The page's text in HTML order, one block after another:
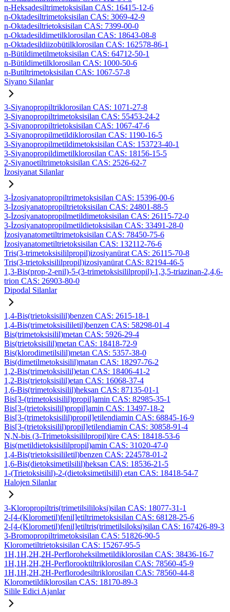
n-Heksadesiltrimetoksisilan CAS: 16415-12-6
n-Oktadesiltrimetoksisilan CAS: 3069-42-9
n-Oktadesiltrietoksisilan CAS: 7399-00-0
n-Oktadesildimetilklorosilan CAS: 18643-08-8
n-Oktadesildiizobütilklorosilan CAS: 162578-86-1
n-Bütildimetilmetoksisilan CAS: 64712-50-1
n-Bütildimetilklorosilan CAS: 1000-50-6
n-Butiltrimetoksisilan CAS: 1067-57-8
Siyano Silanlar
3-Siyanopropiltriklorosilan CAS: 1071-27-8
3-Siyanopropiltrimetoksisilan CAS: 55453-24-2
3-Siyanopropiltrietoksisilan CAS: 1067-47-6
3-Siyanopropilmetildiklorosilan CAS: 1190-16-5
3-Siyanopropilmetildimetoksisilan CAS: 153723-40-1
3-Siyanopropildimetilklorosilan CAS: 18156-15-5
2-Siyanoetiltrimetoksisilan CAS: 2526-62-7
İzosiyanat Silanlar
3-İzosiyanatopropiltrimetoksisilan CAS: 15396-00-6
3-İzosiyanatopropiltrietoksisilan CAS: 24801-88-5
3-İzosiyanatopropilmetildimetoksisilan CAS: 26115-72-0
3-İzosiyanatopropilmetildietoksisilan CAS: 33491-28-0
İzosiyanatometiltrimetoksisilan CAS: 78450-75-6
İzosiyanatometiltrietoksisilan CAS: 132112-76-6
Tris(3-trimetoksisililpropil)izosiyanürat CAS: 26115-70-8
Tris(3-trietoksisililpropil)izosiyanürat CAS: 82194-46-5
1,3-Bis(prop-2-enil)-5-(3-trimetoksisililpropil)-1,3,5-triazinan-2,4,6-
trion CAS: 26903-80-0
Dipodal Silanlar
1,4-Bis(trietoksisilil)benzen CAS: 2615-18-1
1,4-Bis(trimetoksisililetil)benzen CAS: 58298-01-4
Bis(trimetoksisilil)metan CAS: 5926-29-4
Bis(trietoksisilil)metan CAS: 18418-72-9
Bis(klorodimetilsilil)metan CAS: 5357-38-0
Bis(dimetilmetoksisilil)matan CAS: 18297-76-2
1,2-Bis(trimetoksisilil)etan CAS: 18406-41-2
1,2-Bis(trietoksisilil)etan CAS: 16068-37-4
1,6-Bis(trimetoksisilil)heksan CAS: 87135-01-1
Bis[3-(trimetoksisilil)propil]amin CAS: 82985-35-1
Bis[3-(trietoksisilil)propil]amin CAS: 13497-18-2
Bis[3-(trimetoksisilil)propil]etilendiamin CAS: 68845-16-9
Bis[3-(trietoksisilil)propil]etilendiamin CAS: 30858-91-4
N,N-bis (3-Trimetoksisililpropil)üre CAS: 18418-53-6
Bis(metildietoksisililpropil)amin CAS: 31020-47-0
1,4-Bis(trietoksisililetil)benzen CAS: 224578-01-2
1,6-Bis(dietoksimetilsilil)heksan CAS: 18536-21-5
1-(Trietoksisilil)-2-(dietoksimetilsilil) etan CAS: 18418-54-7
Halojen Silanlar
3-Kloropropiltris(trimetilsililoksi)silan CAS: 18077-31-1
2-[4-(Klorometil)fenil]etiltrimetoksisilan CAS: 68128-25-6
2-[4-(Klorometil)fenil]etiltris(trimetilsiloksi)silan CAS: 167426-89-3
3-Bromopropiltrimetoksisilan CAS: 51826-90-5
Klorometiltrietoksisilan CAS: 15267-95-5
1H,1H,2H,2H-Perfloroheksilmetildiklorosilan CAS: 38436-16-7
1H,1H,2H,2H-Perflorooktiltriklorosilan CAS: 78560-45-9
1H,1H,2H,2H-Perflorodesiltriklorosilan CAS: 78560-44-8
Klorometildiklorosilan CAS: 18170-89-3
Silile Edici Ajanlar